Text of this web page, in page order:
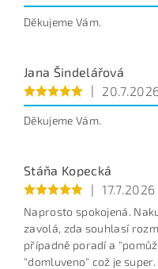
Děkujeme Vám.
Jana Šindelářová
|
20.7.2026
Děkujeme Vám.
Stáňa Kopecká
| 17.7.2026
Naprosto spokojená.
zavolá, zda souhlasí
případně poradí a
"domluveno" což je